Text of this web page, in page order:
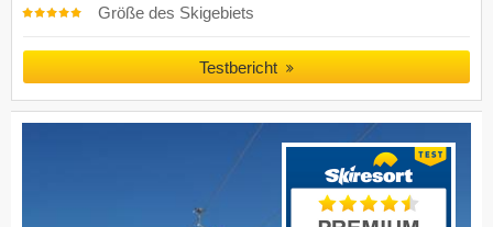
Größe des Skigebiets
Testbericht